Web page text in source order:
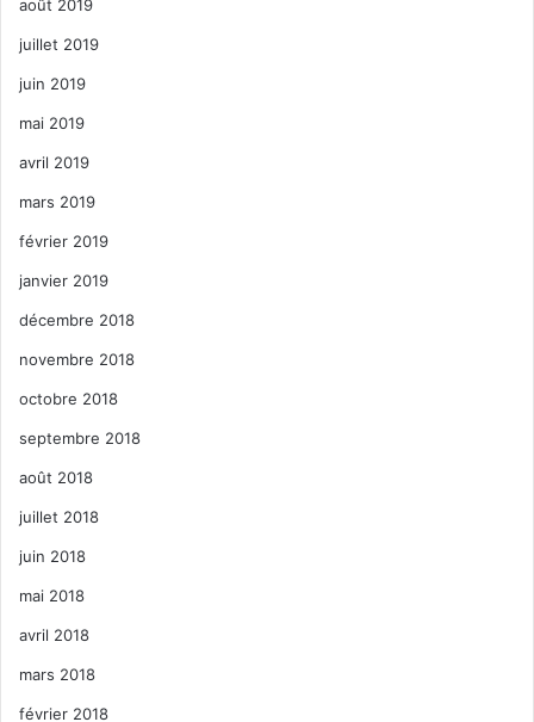
août 2019
juillet 2019
juin 2019
mai 2019
avril 2019
mars 2019
février 2019
janvier 2019
décembre 2018
novembre 2018
octobre 2018
septembre 2018
août 2018
juillet 2018
juin 2018
mai 2018
avril 2018
mars 2018
février 2018